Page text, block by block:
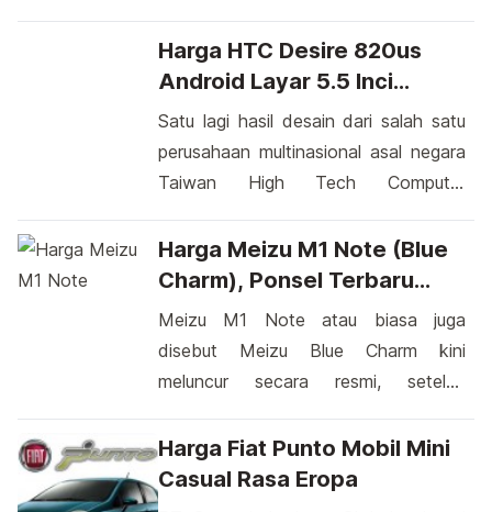
Proses ini melibatkan beberapa
langkah yang cukup mudah dilakukan
yang ditawarkan oleh YouTube,
menghapus channel dari perangkat
Android dapat diikuti dengan
era di mana konten digital semakin
berperan […]
Harga HTC Desire 820us
Android Layar 5.5 Inci
Prosesor 64 bit
Satu lagi hasil desain dari salah satu
perusahaan multinasional asal negara
Taiwan High Tech Computer
dengan HTC Corporation yang diberi
nama HTC Desire 820us, hasil desain
mengikuti sertifikasi seperti
Desire D816h. Smartphone ini
nantinya diharapkan mampu […]
Harga Meizu M1 Note (Blue
Charm), Ponsel Terbaru
Terjangkau
Meizu M1 Note atau biasa juga
disebut Meizu Blue Charm kini
meluncur secara resmi, setelah
pernah mendengar kabar yang
mengatakan bahwa telah bocor dua
Harga Fiat Punto Mobil Mini
Casual Rasa Eropa